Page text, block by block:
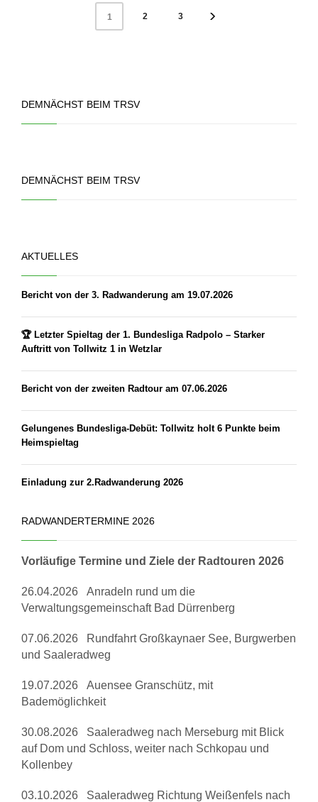
1 2 3
DEMNÄCHST BEIM TRSV
DEMNÄCHST BEIM TRSV
AKTUELLES
Bericht von der 3. Radwanderung am 19.07.2026
🏆 Letzter Spieltag der 1. Bundesliga Radpolo – Starker
Auftritt von Tollwitz 1 in Wetzlar
Bericht von der zweiten Radtour am 07.06.2026
Gelungenes Bundesliga-Debüt: Tollwitz holt 6 Punkte beim
Heimspieltag
Einladung zur 2.Radwanderung 2026
RADWANDERTERMINE 2026
Vorläufige Termine und Ziele der Radtouren 2026
26.04.2026 Anradeln rund um die
Verwaltungsgemeinschaft Bad Dürrenberg
07.06.2026 Rundfahrt Großkaynaer See, Burgwerben
und Saaleradweg
19.07.2026 Auensee Granschütz, mit
Bademöglichkeit
30.08.2026 Saaleradweg nach Merseburg mit Blick
auf Dom und Schloss, weiter nach Schkopau und
Kollenbey
03.10.2026 Saaleradweg Richtung Weißenfels nach